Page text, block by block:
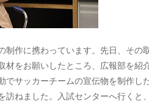
作に携わっています。先日、その
をお願いしたところ、広報部を紹
サッカーチームの宣伝物を制作し
ねました。入試センターへ行くと